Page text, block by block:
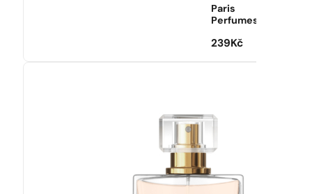
Paris
Perfumes
239 Kč